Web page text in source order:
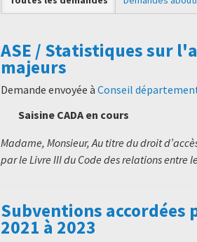
ASE / Statistiques sur
majeurs
Demande envoyée à Conseil
Saisine CADA en cours
Madame, Monsieur, Au titre du droit
par le Livre III du Code des relations entre
Subventions accordées
2021 à 2023